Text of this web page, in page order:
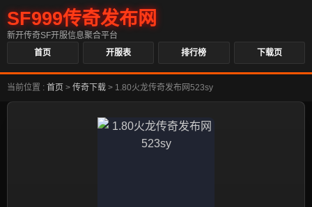
SF999传奇发布网
新开传奇SF开服信息聚合平台
首页
开服表 排行榜 下载页
当前位置 : 首页 > 传奇下载 > 1.80火龙传奇发布网523sy